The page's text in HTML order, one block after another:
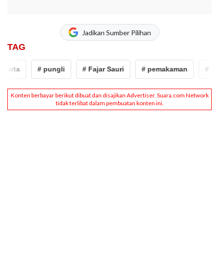
Jadikan Sumber Pilihan
TAG
# pungli # Fajar Sauri # pemakaman #